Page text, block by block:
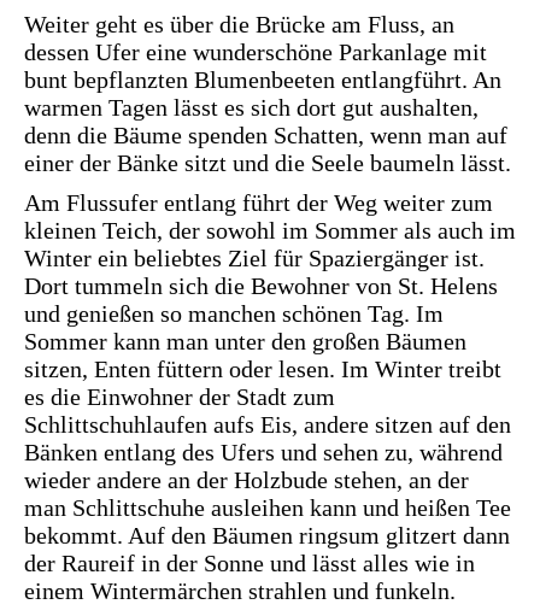
Weiter geht es über die Brücke am Fluss, an
dessen Ufer eine wunderschöne Parkanlage mit
bunt bepflanzten Blumenbeeten entlangführt. An
warmen Tagen lässt es sich dort gut aushalten,
denn die Bäume spenden Schatten, wenn man auf
einer der Bänke sitzt und die Seele baumeln lässt.
Am Flussufer entlang führt der Weg weiter zum
kleinen Teich, der sowohl im Sommer als auch im
Winter ein beliebtes Ziel für Spaziergänger ist.
Dort tummeln sich die Bewohner von St. Helens
und genießen so manchen schönen Tag. Im
Sommer kann man unter den großen Bäumen
sitzen, Enten füttern oder lesen. Im Winter treibt
es die Einwohner der Stadt zum
Schlittschuhlaufen aufs Eis, andere sitzen auf den
Bänken entlang des Ufers und sehen zu, während
wieder andere an der Holzbude stehen, an der
man Schlittschuhe ausleihen kann und heißen Tee
bekommt. Auf den Bäumen ringsum glitzert dann
der Raureif in der Sonne und lässt alles wie in
einem Wintermärchen strahlen und funkeln.